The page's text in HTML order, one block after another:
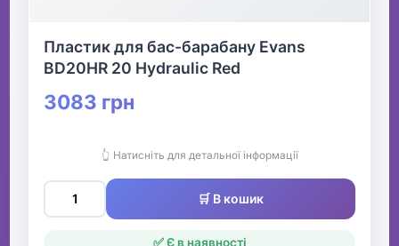
Пластик для бас-барабану Evans
BD20HR 20 Hydraulic Red
3083 грн
👆 Натисніть для детальної інформації
🛒 В кошик
✅ Є в наявності